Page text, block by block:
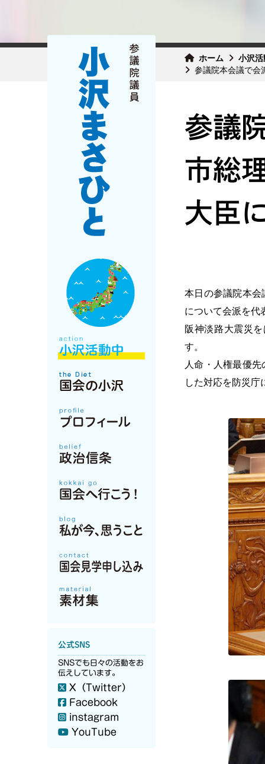
ホーム
小沢
参議院本会議で会
公式SNS
SNSでも日々の活動をお
伝えしています。
X（Twitter）
Facebook
instagram
YouTube
参議
市総
大臣
本日の参議院本
について会派を代
阪神淡路大震災
す。
人命・人権最優
した対応を防災